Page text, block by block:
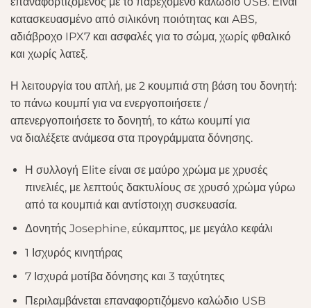
κατασκευασμένο από σιλικόνη ποιότητας και ABS,
αδιάβροχο IPX7 και ασφαλές για το σώμα, χωρίς φθαλικό
και χωρίς λατεξ.
Η λειτουργία του απλή, με 2 κουμπιά στη βάση του δονητή:
το πάνω κουμπί για να ενεργοποιήσετε /
απενεργοποιήσετε το δονητή, το κάτω κουμπί για
να διαλέξετε ανάμεσα στα προγράμματα δόνησης.
Η συλλογή Elite είναι σε μαύρο χρώμα με χρυσές
πινελιές, με λεπτούς δακτυλίους σε χρυσό χρώμα γύρω
από τα κουμπιά και αντίστοιχη συσκευασία.
Δονητής Josephine, εύκαμπτος, με μεγάλο κεφάλι
1 Ισχυρός κινητήρας
7 Ισχυρά μοτίβα δόνησης και 3 ταχύτητες
Περιλαμβάνεται επαναφορτιζόμενο καλώδιο USB